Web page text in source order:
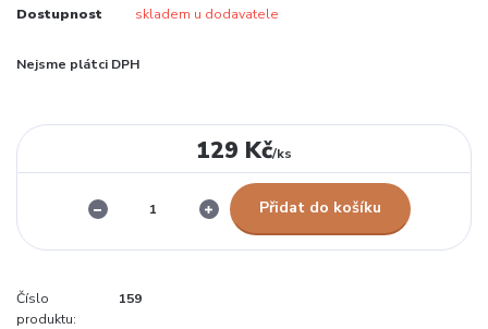
Dostupnost skladem u dodavatele
Nejsme plátci DPH
129 Kč/ks
Přidat do košíku
Číslo
produktu:
159